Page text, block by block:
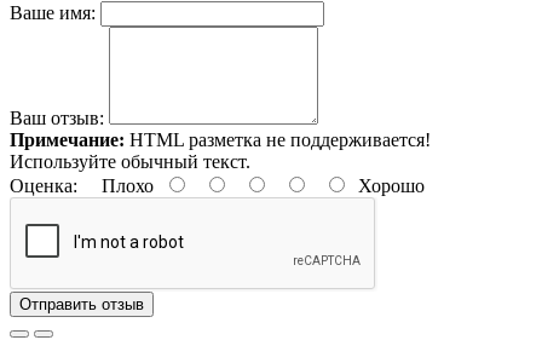
Ваше имя:
Ваш отзыв:
Примечание: HTML разметка не поддерживается!
Используйте обычный текст.
Оценка: Плохо Хорошо
Отправить отзыв